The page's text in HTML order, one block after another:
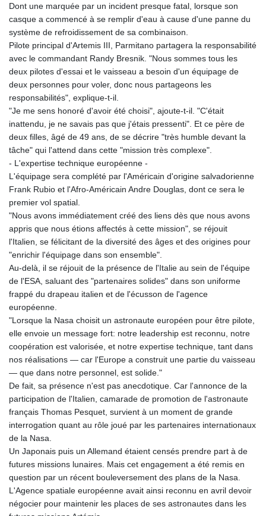
Dont une marquée par un incident presque fatal, lorsque son
casque a commencé à se remplir d'eau à cause d'une panne du
système de refroidissement de sa combinaison.
Pilote principal d'Artemis III, Parmitano partagera la responsabilité
avec le commandant Randy Bresnik. "Nous sommes tous les
deux pilotes d'essai et le vaisseau a besoin d'un équipage de
deux personnes pour voler, donc nous partageons les
responsabilités", explique-t-il.
"Je me sens honoré d'avoir été choisi", ajoute-t-il. "C'était
inattendu, je ne savais pas que j'étais pressenti". Et ce père de
deux filles, âgé de 49 ans, de se décrire "très humble devant la
tâche" qui l'attend dans cette "mission très complexe".
- L'expertise technique européenne -
L'équipage sera complété par l'Américain d'origine salvadorienne
Frank Rubio et l'Afro-Américain Andre Douglas, dont ce sera le
premier vol spatial.
"Nous avons immédiatement créé des liens dès que nous avons
appris que nous étions affectés à cette mission", se réjouit
l'Italien, se félicitant de la diversité des âges et des origines pour
"enrichir l'équipage dans son ensemble".
Au-delà, il se réjouit de la présence de l'Italie au sein de l'équipe
de l'ESA, saluant des "partenaires solides" dans son uniforme
frappé du drapeau italien et de l'écusson de l'agence
européenne.
"Lorsque la Nasa choisit un astronaute européen pour être pilote,
elle envoie un message fort: notre leadership est reconnu, notre
coopération est valorisée, et notre expertise technique, tant dans
nos réalisations — car l'Europe a construit une partie du vaisseau
— que dans notre personnel, est solide."
De fait, sa présence n'est pas anecdotique. Car l'annonce de la
participation de l'Italien, camarade de promotion de l'astronaute
français Thomas Pesquet, survient à un moment de grande
interrogation quant au rôle joué par les partenaires internationaux
de la Nasa.
Un Japonais puis un Allemand étaient censés prendre part à de
futures missions lunaires. Mais cet engagement a été remis en
question par un récent bouleversement des plans de la Nasa.
L'Agence spatiale européenne avait ainsi reconnu en avril devoir
négocier pour maintenir les places de ses astronautes dans les